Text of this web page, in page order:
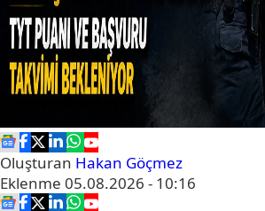
Oluşturan Hakan Göçmez
Eklenme 05.08.2026 - 10:16